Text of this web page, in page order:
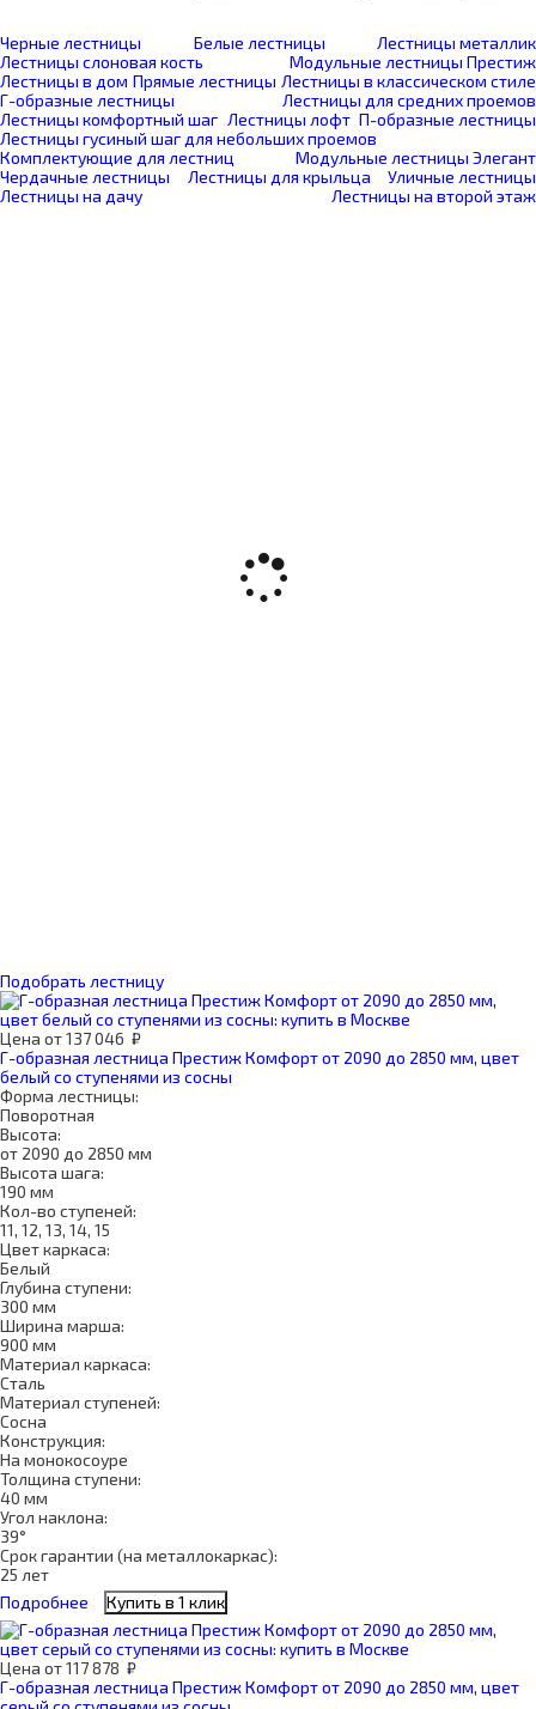
Черные лестницы Белые лестницы
Лестницы металлик
Лестницы слоновая кость
Модульные лестницы Престиж
Лестницы в дом Прямые лестницы Лестницы в классическом стиле
Г-образные лестницы
Лестницы для средних проемов
Лестницы комфортный шаг Лестницы лофт П-образные лестницы
Лестницы гусиный шаг для небольших проемов
Комплектующие для лестниц
Модульные лестницы Элегант
Чердачные лестницы
Лестницы для крыльца
Уличные лестницы
Лестницы на дачу
Лестницы на второй этаж
Подобрать лестницу
Цена от137 046 ₽
Г-образная лестница Престиж Комфорт от 2090 до 2850 мм, цвет
белый со ступенями из сосны
Форма лестницы:
Поворотная
Высота:
от 2090 до 2850 мм
Высота шага:
190 мм
Кол-во ступеней:
11, 12, 13, 14, 15
Цвет каркаса:
Белый
Глубина ступени:
300 мм
Ширина марша:
900 мм
Материал каркаса:
Сталь
Материал ступеней:
Сосна
Конструкция:
На монокосоуре
Толщина ступени:
40 мм
Угол наклона:
39°
Срок гарантии (на металлокаркас):
25 лет
Подробнее
Купить в 1 клик
Цена от117 878 ₽
Г-образная лестница Престиж Комфорт от 2090 до 2850 мм, цвет